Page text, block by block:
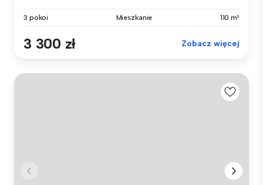
3 pokoi Mieszkanie 110 m²
3 300 zł Zobacz więcej